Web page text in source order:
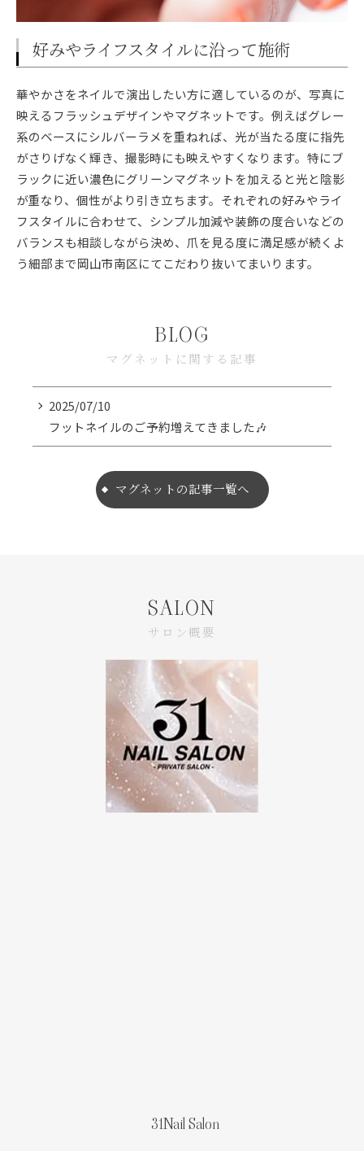
好みやライフスタイルに沿って施術
華やかさをネイルで演出したい方に適しているのが、写真に
映えるフラッシュデザインやマグネットです。例えばグレー
系のベースにシルバーラメを重ねれば、光が当たる度に指先
がさりげなく輝き、撮影時にも映えやすくなります。特にブ
ラックに近い濃色にグリーンマグネットを加えると光と陰影
が重なり、個性がより引き立ちます。それぞれの好みやライ
フスタイルに合わせて、シンプル加減や装飾の度合いなどの
バランスも相談しながら決め、爪を見る度に満足感が続くよ
う細部まで岡山市南区にてこだわり抜いてまいります。
BLOG
マグネットに関する記事
2025/07/10
フットネイルのご予約増えてきました🎶
マグネットの記事一覧へ
サロン概要
SALON
31Nail Salon